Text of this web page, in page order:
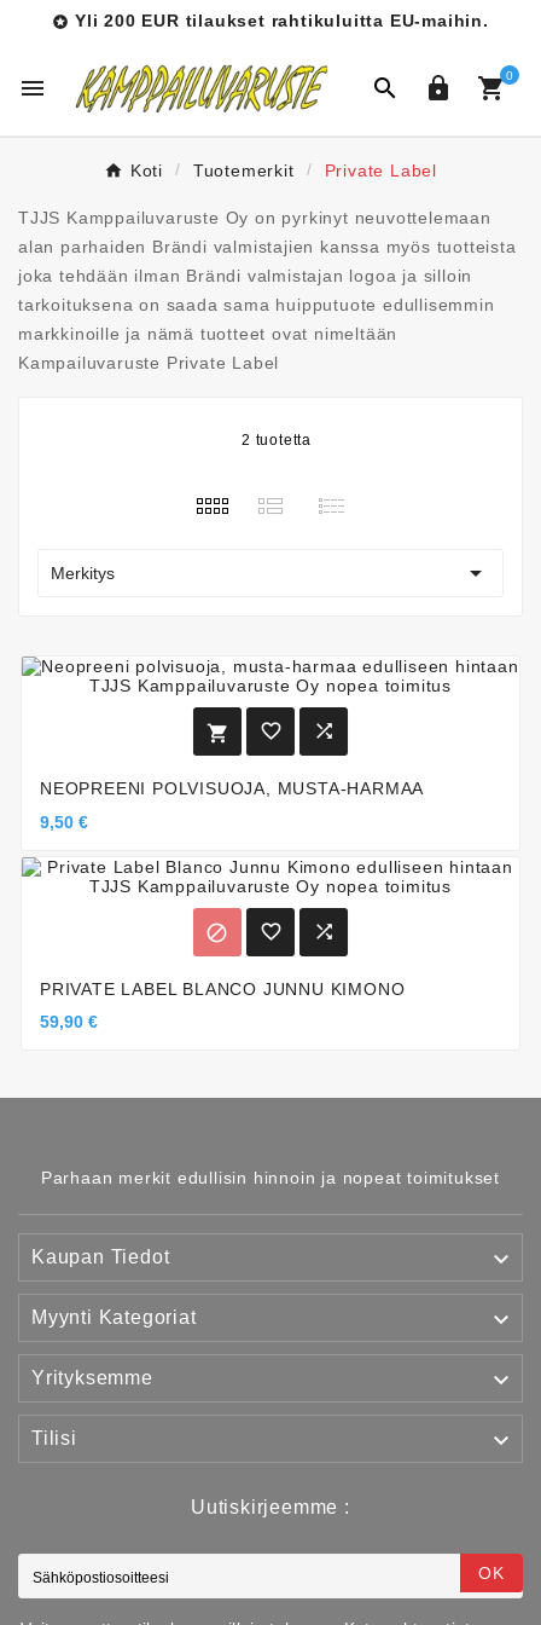
 Yli 200 EUR tilaukset rahtikuluitta EU-maihin.
   0
Koti Tuotemerkit Private Label
TJJS Kamppailuvaruste Oy on pyrkinyt neuvottelemaan
alan parhaiden Brändi valmistajien kanssa myös tuotteista
joka tehdään ilman Brändi valmistajan logoa ja silloin
tarkoituksena on saada sama huipputuote edullisemmin
markkinoille ja nämä tuotteet ovat nimeltään
Kampailuvaruste Private Label
2 tuotetta
Merkitys 
  
NEOPREENI POLVISUOJA, MUSTA-HARMAA
9,50 €
  
PRIVATE LABEL BLANCO JUNNU KIMONO
59,90 €
Parhaan merkit edullisin hinnoin ja nopeat toimitukset
Kaupan Tiedot 
Myynti Kategoriat 
Yrityksemme 
Tilisi 
Uutiskirjeemme :
OK